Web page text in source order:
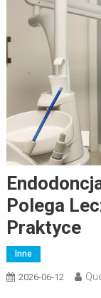
Polega
Praktyce
Inne
2026-06-12